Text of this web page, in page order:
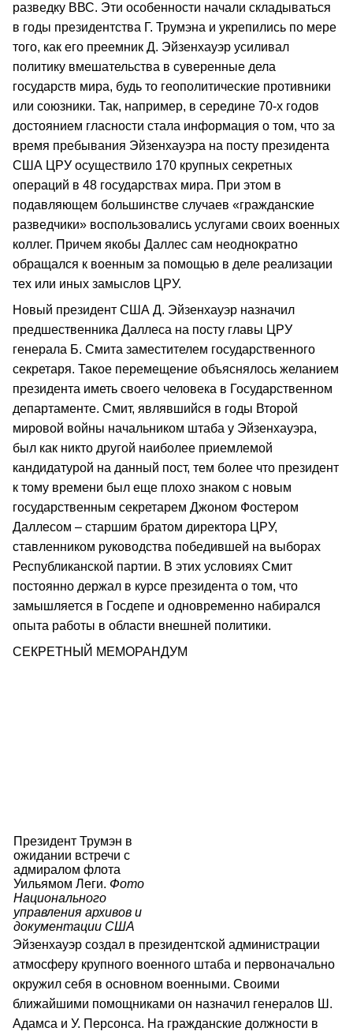
разведку ВВС. Эти особенности начали складываться
в годы президентства Г. Трумэна и укрепились по мере
того, как его преемник Д. Эйзенхауэр усиливал
политику вмешательства в суверенные дела
государств мира, будь то геополитические противники
или союзники. Так, например, в середине 70-х годов
достоянием гласности стала информация о том, что за
время пребывания Эйзенхауэра на посту президента
США ЦРУ осуществило 170 крупных секретных
операций в 48 государствах мира. При этом в
подавляющем большинстве случаев «гражданские
разведчики» воспользовались услугами своих военных
коллег. Причем якобы Даллес сам неоднократно
обращался к военным за помощью в деле реализации
тех или иных замыслов ЦРУ.
Новый президент США Д. Эйзенхауэр назначил
предшественника Даллеса на посту главы ЦРУ
генерала Б. Смита заместителем государственного
секретаря. Такое перемещение объяснялось желанием
президента иметь своего человека в Государственном
департаменте. Смит, являвшийся в годы Второй
мировой войны начальником штаба у Эйзенхауэра,
был как никто другой наиболее приемлемой
кандидатурой на данный пост, тем более что президент
к тому времени был еще плохо знаком с новым
государственным секретарем Джоном Фостером
Даллесом – старшим братом директора ЦРУ,
ставленником руководства победившей на выборах
Республиканской партии. В этих условиях Смит
постоянно держал в курсе президента о том, что
замышляется в Госдепе и одновременно набирался
опыта работы в области внешней политики.
СЕКРЕТНЫЙ МЕМОРАНДУМ
Президент Трумэн в
ожидании встречи с
адмиралом флота
Уильямом Леги. Фото
Национального
управления архивов и
документации США
Эйзенхауэр создал в президентской администрации
атмосферу крупного военного штаба и первоначально
окружил себя в основном военными. Своими
ближайшими помощниками он назначил генералов Ш.
Адамса и У. Персонса. На гражданские должности в